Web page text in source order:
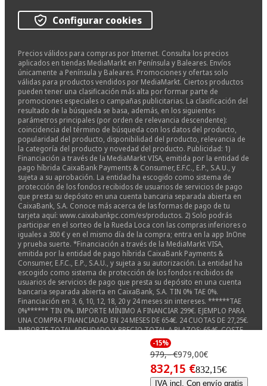
-15%
979,– €979,00€
832,15 €832,15€
IVA incl. Con envío gratis
Configurar cookies
Precios válidos para compras por Internet. Consulta los precios
aplicados en tiendas MediaMarkt en Península y Baleares. Envíos
únicamente a Península y Baleares. Promociones y ofertas solo
válidas para productos vendidos por MediaMarkt. Ciertos productos
pueden tener una clasificación más alta por formar parte de
promociones especiales o campañas publicitarias. La clasificación del
resultado de la búsqueda se basa, además, en los siguientes
parámetros principales (por orden de relevancia descendente):
coincidencia del término de búsqueda con los datos del producto,
popularidad del producto, disponibilidad del producto, relevancia de
la categoría del producto y novedad del producto. Publicidad: 1)
Financiación a través de la MediaMarkt VISA, emitida por la entidad de
pago híbrida CaixaBank Payments & Consumer, E.F.C., E.P., S.A.U., y
sujeta a su aprobación. La entidad ha escogido como sistema de
protección de los fondos recibidos de usuarios de servicios de pago
que presta su depósito en una cuenta bancaria separada abierta en
CaixaBank, S.A. Conoce más acerca de las formas de pago de tu
tarjeta aquí: www.caixabankpc.com/es/productos. 2) Solo podrás
participar en el sorteo de la Rueda Loca con las compras inferiores o
iguales a 300 € y en el mismo día de la compra; entra en la app InOne
y prueba suerte. *Financiación a través de la MediaMarkt VISA,
emitida por la entidad de pago híbrida CaixaBank Payments &
Consumer, E.F.C., E.P., S.A.U., y sujeta a su autorización. La entidad ha
escogido como sistema de protección de los fondos recibidos de
usuarios de servicios de pago que presta su depósito en una cuenta
bancaria separada abierta en CaixaBank, S.A. TIN 0% TAE 0%.
Financiación en 3, 6, 10, 12, 18, 20 y 24 meses sin intereses. ******TAE
0%****** TIN 0%. IMPORTE MÍNIMO A FINANCIAR 299€. EJEMPLO PARA
UNA COMPRA FINANCIADAD EN 24 MESES DE 654€. 24 CUOTAS DE 27,25€.
IMPORTE TOTAL ADEUDADO Y PRECIO TOTAL A PLAZOS: 654€. COSTE
TOTAL DEL CRÉDITO E INTERESES: 0€. Sistema de amortización
francés. Financiación 0% Samsung ZFlip ZFold 8 Watch9 y Ultra2 válida
desde el 22/07/2026 15:00hs al 31/08/2026 23:59hs en nuestras tiendas
físicas, en mediamarkt.es y en la app, no acumulable a otras
promociones. Conoce más acerca de las formas de pago de tu